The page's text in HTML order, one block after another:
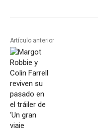
Artículo anterior